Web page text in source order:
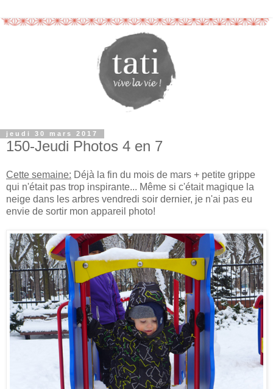
jeudi 30 mars 2017
150-Jeudi Photos 4 en 7
Cette semaine: Déjà la fin du mois de mars + petite grippe
qui n'était pas trop inspirante... Même si c'était magique la
neige dans les arbres vendredi soir dernier, je n'ai pas eu
envie de sortir mon appareil photo!